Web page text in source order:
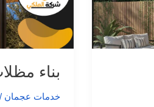
بناء
خدمات عجمان